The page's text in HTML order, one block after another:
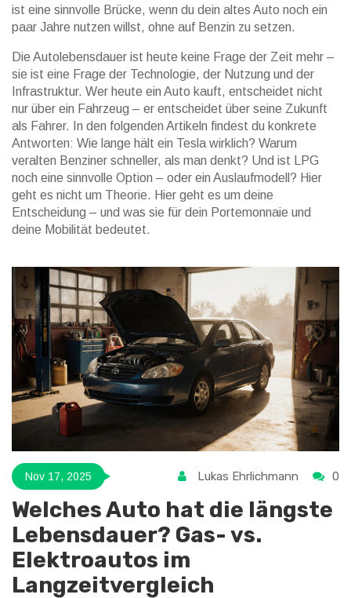
ist eine sinnvolle Brücke, wenn du dein altes Auto noch ein
paar Jahre nutzen willst, ohne auf Benzin zu setzen.
Die Autolebensdauer ist heute keine Frage der Zeit mehr –
sie ist eine Frage der Technologie, der Nutzung und der
Infrastruktur. Wer heute ein Auto kauft, entscheidet nicht
nur über ein Fahrzeug – er entscheidet über seine Zukunft
als Fahrer. In den folgenden Artikeln findest du konkrete
Antworten: Wie lange hält ein Tesla wirklich? Warum
veralten Benziner schneller, als man denkt? Und ist LPG
noch eine sinnvolle Option – oder ein Auslaufmodell? Hier
geht es nicht um Theorie. Hier geht es um deine
Entscheidung – und was sie für dein Portemonnaie und
deine Mobilität bedeutet.
Nov 17, 2025 Lukas Ehrlichmann 0
Welches Auto hat die längste
Lebensdauer? Gas- vs.
Elektroautos im
Langzeitvergleich